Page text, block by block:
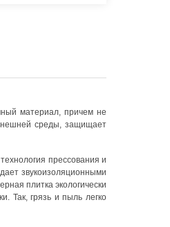
материал, причем не
среды, защищает
прессования и
звукоизоляционными
плитка экологически
Так, грязь и пыль легко